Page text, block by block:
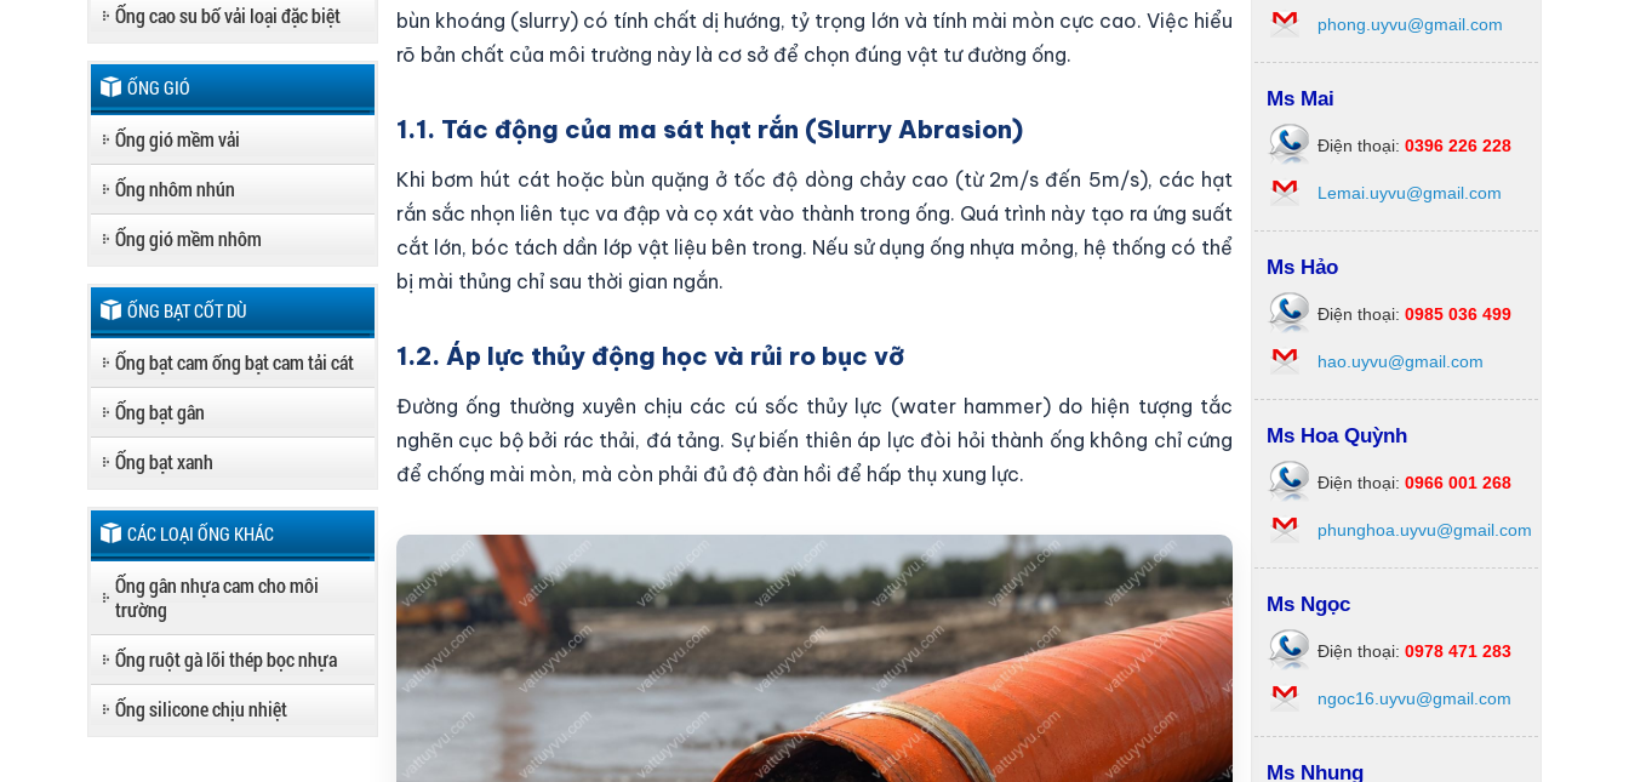
Ống cao su bố vải loại đặc biệt
ỐNG GIÓ
Ống gió mềm vải
Ống nhôm nhún
Ống gió mềm nhôm
ỐNG BẠT CỐT DÙ
Ống bạt cam ống bạt cam tải cát
Ống bạt gân
Ống bạt xanh
CÁC LOẠI ỐNG KHÁC
Ống gân nhựa cam cho môi
trường
Ống ruột gà lõi thép bọc nhựa
Ống silicone chịu nhiệt
bùn khoáng (slurry) có tính chất dị hướng, tỷ trọng lớn và tính mài mòn cực cao. Việc hiểu
rõ bản chất của môi trường này là cơ sở để chọn đúng vật tư đường ống.
1.1. Tác động của ma sát hạt rắn (Slurry Abrasion)
Khi bơm hút cát hoặc bùn quặng ở tốc độ dòng chảy cao (từ 2m/s đến 5m/s), các hạt
rắn sắc nhọn liên tục va đập và cọ xát vào thành trong ống. Quá trình này tạo ra ứng suất
cắt lớn, bóc tách dần lớp vật liệu bên trong. Nếu sử dụng ống nhựa mỏng, hệ thống có thể
bị mài thủng chỉ sau thời gian ngắn.
1.2. Áp lực thủy động học và rủi ro bục vỡ
Đường ống thường xuyên chịu các cú sốc thủy lực (water hammer) do hiện tượng tắc
nghẽn cục bộ bởi rác thải, đá tảng. Sự biến thiên áp lực đòi hỏi thành ống không chỉ cứng
để chống mài mòn, mà còn phải đủ độ đàn hồi để hấp thụ xung lực.
phong.uyvu@gmail.com
Ms Mai
Điện thoại: 0396 226 228
Lemai.uyvu@gmail.com
Ms Hảo
Điện thoại: 0985 036 499
hao.uyvu@gmail.com
Ms Hoa Quỳnh
Điện thoại: 0966 001 268
phunghoa.uyvu@gmail.com
Ms Ngọc
Điện thoại: 0978 471 283
ngoc16.uyvu@gmail.com
Ms Nhung